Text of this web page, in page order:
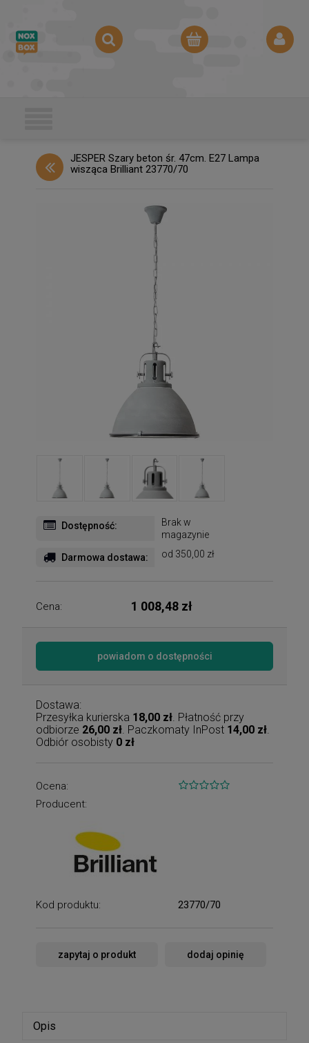
JESPER Szary beton śr. 47cm. E27 Lampa
wisząca Brilliant 23770/70
Dostępność:
Brak w
magazynie
Darmowa dostawa: od 350,00 zł
Cena: 1 008,48 zł
powiadom o dostępności
Dostawa:
Przesyłka kurierska 18,00 zł . Płatność przy
odbiorze 26,00 zł . Paczkomaty InPost 14,00 zł
Odbiór osobisty 0 zł
Ocena:
Producent:
Kod produktu: 23770/70
zapytaj o produkt dodaj opinię
Opis